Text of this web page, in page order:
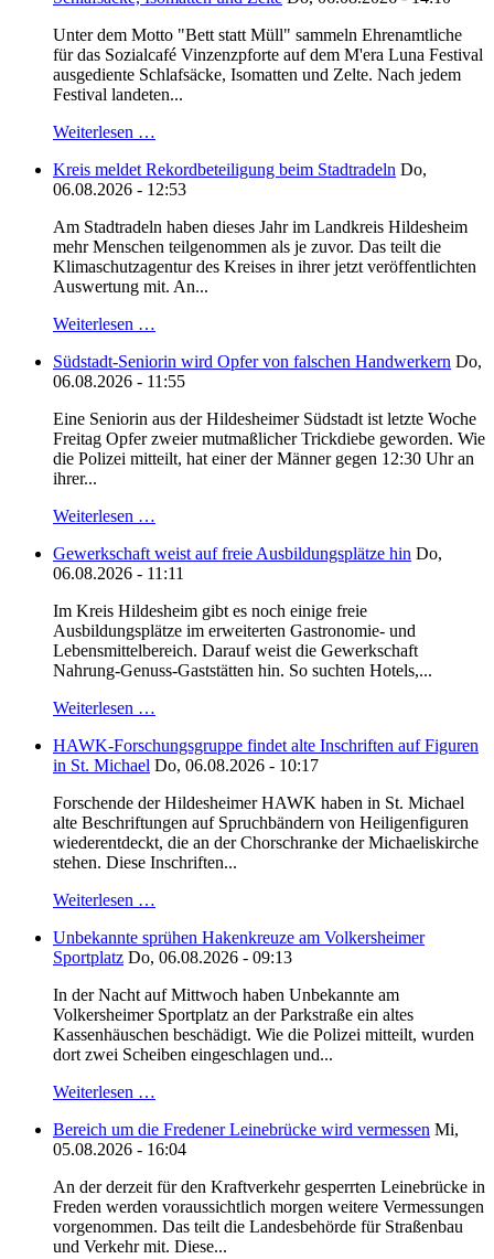
Unter dem Motto "Bett statt Müll" sammeln Ehrenamtliche
für das Sozialcafé Vinzenzpforte auf dem M'era Luna Festival
ausgediente Schlafsäcke, Isomatten und Zelte. Nach jedem
Festival landeten...
Weiterlesen …
Kreis meldet Rekordbeteiligung beim Stadtradeln Do,
06.08.2026 - 12:53
Am Stadtradeln haben dieses Jahr im Landkreis Hildesheim
mehr Menschen teilgenommen als je zuvor. Das teilt die
Klimaschutzagentur des Kreises in ihrer jetzt veröffentlichten
Auswertung mit. An...
Weiterlesen …
Südstadt-Seniorin wird Opfer von falschen Handwerkern Do,
06.08.2026 - 11:55
Eine Seniorin aus der Hildesheimer Südstadt ist letzte Woche
Freitag Opfer zweier mutmaßlicher Trickdiebe geworden. Wie
die Polizei mitteilt, hat einer der Männer gegen 12:30 Uhr an
ihrer...
Weiterlesen …
Gewerkschaft weist auf freie Ausbildungsplätze hin Do,
06.08.2026 - 11:11
Im Kreis Hildesheim gibt es noch einige freie
Ausbildungsplätze im erweiterten Gastronomie- und
Lebensmittelbereich. Darauf weist die Gewerkschaft
Nahrung-Genuss-Gaststätten hin. So suchten Hotels,...
Weiterlesen …
HAWK-Forschungsgruppe findet alte Inschriften auf Figuren
in St. Michael Do, 06.08.2026 - 10:17
Forschende der Hildesheimer HAWK haben in St. Michael
alte Beschriftungen auf Spruchbändern von Heiligenfiguren
wiederentdeckt, die an der Chorschranke der Michaeliskirche
stehen. Diese Inschriften...
Weiterlesen …
Unbekannte sprühen Hakenkreuze am Volkersheimer
Sportplatz Do, 06.08.2026 - 09:13
In der Nacht auf Mittwoch haben Unbekannte am
Volkersheimer Sportplatz an der Parkstraße ein altes
Kassenhäuschen beschädigt. Wie die Polizei mitteilt, wurden
dort zwei Scheiben eingeschlagen und...
Weiterlesen …
Bereich um die Fredener Leinebrücke wird vermessen Mi,
05.08.2026 - 16:04
An der derzeit für den Kraftverkehr gesperrten Leinebrücke in
Freden werden voraussichtlich morgen weitere Vermessungen
vorgenommen. Das teilt die Landesbehörde für Straßenbau
und Verkehr mit. Diese...